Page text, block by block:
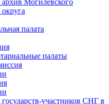
Могилевского
палата
палаты
государств-участников СНГ в